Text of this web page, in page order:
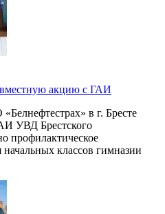
акцию с ГАИ
в г. Бресте
УВД Брестского
профилактическое
классов гимназии